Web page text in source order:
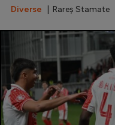
Diverse | Rareș Stamate